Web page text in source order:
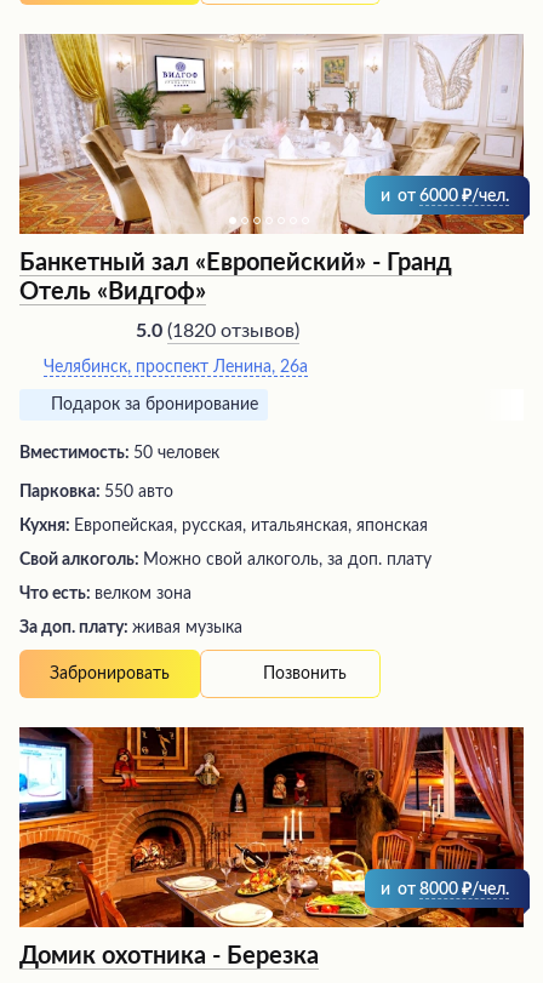
ожидания гостей. Здесь можно провести время в
уютной и элегантной обстановке, наслаждаясь вкусной
едой и теплым радушием.
и от 6000 /чел.
Банкетный зал «Европейский» - Гранд
Отель «Видгоф»
5.0 (1820 отзывов)
Челябинск, проспект Ленина, 26а
Подарок за бронирование
Вместимость: 50 человек
Парковка: 550 авто
Кухня: Европейская, русская, итальянская, японская
Свой алкоголь: Можно свой алкоголь, за доп. плату
Что есть: велком зона
За доп. плату: живая музыка
Забронировать Позвонить
и от 8000 /чел.
Домик охотника - Березка